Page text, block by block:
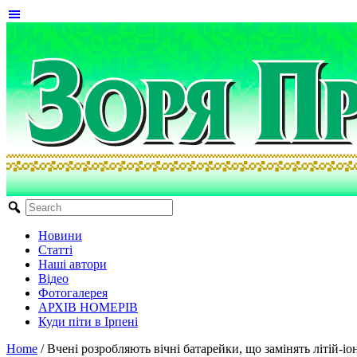
Новини
Статті
Наші автори
Відео
Фотогалерея
АРХІВ НОМЕРІВ
Куди піти в Ірпені
Home / Вчені розробляють вічні батарейки, що замінять літій-